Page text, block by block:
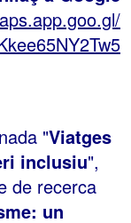
"Viatges
inclusiu",
de recerca
un